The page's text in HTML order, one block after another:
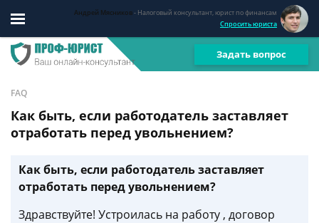
Андрей Мясников- Налоговый консультант, юрист по финансам
Спросить юриста
Задать вопрос
FAQ
Как быть, если работодатель заставляет
отработать перед увольнением?
Как быть, если работодатель заставляет
отработать перед увольнением?
Здравствуйте! Устроилась на работу , договор